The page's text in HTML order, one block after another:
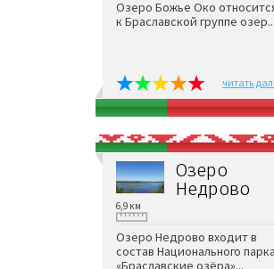
Озеро Божье Око
к Браславской группе озер...
читать
Озеро
Недрово
6,9 км
Озеро Недрово входит в
состав Национального парка
«Браславские озёра»...